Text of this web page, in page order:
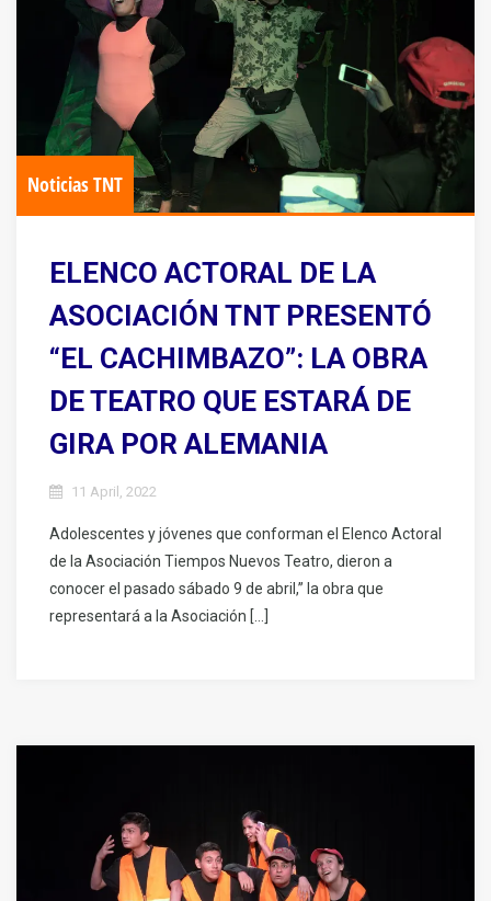
Noticias TNT
ELENCO ACTORAL DE LA
ASOCIACIÓN TNT PRESENTÓ
“EL CACHIMBAZO”: LA OBRA
DE TEATRO QUE ESTARÁ DE
GIRA POR ALEMANIA
11 April, 2022
Adolescentes y jóvenes que conforman el Elenco Actoral
de la Asociación Tiempos Nuevos Teatro, dieron a
conocer el pasado sábado 9 de abril,” la obra que
representará a la Asociación […]